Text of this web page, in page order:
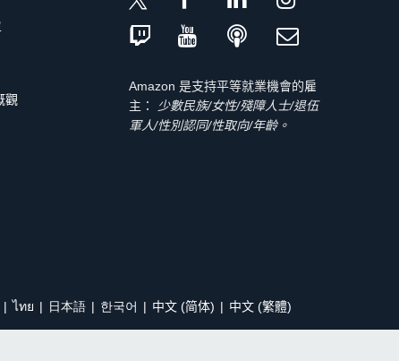
觀
Amazon 是支持平等就業機會的雇
主：
少數民族/女性/殘障人士/退伍
軍人/性別認同/性取向/年齡。
ไทย 日本語 한국어 中文 (简体) 中文 (繁體)